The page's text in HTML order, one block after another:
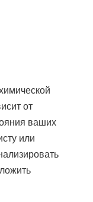
от
ваших
или